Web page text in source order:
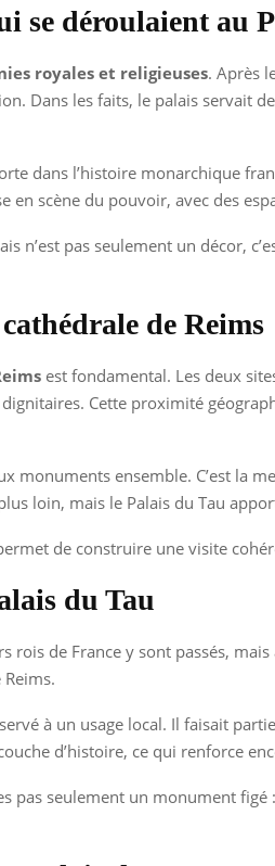
se déroulaient au
royales et religieuses. Après
Dans les faits, le palais servait
dans l’histoire monarchique
scène du pouvoir, avec des
n’est pas seulement un décor,
de Reims
est fondamental. Les deux
Cette proximité
monuments ensemble. C’est la
loin, mais le Palais du Tau
de construire une visite
du Tau
rois de France y sont passés,
à un usage local. Il faisait
d’histoire, ce qui renforce
pas seulement un monument